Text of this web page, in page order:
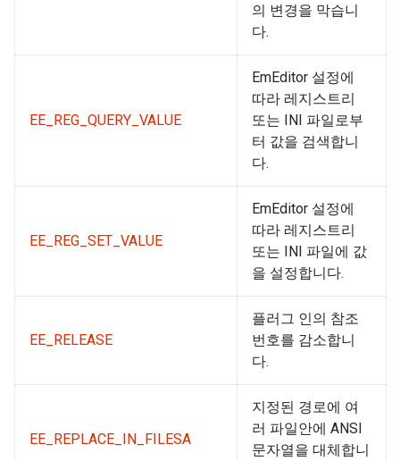
의 변경을 막습니
다.
EE_REG_QUERY_VALUE
EmEditor 설정에
따라 레지스트리
또는 INI 파일로부
터 값을 검색합니
다.
EE_REG_SET_VALUE
EmEditor 설정에
따라 레지스트리
또는 INI 파일에 값
을 설정합니다.
EE_RELEASE
플러그 인의 참조
번호를 감소합니
다.
EE_REPLACE_IN_FILESA
지정된 경로에 여
러 파일안에 ANSI
문자열을 대체합니